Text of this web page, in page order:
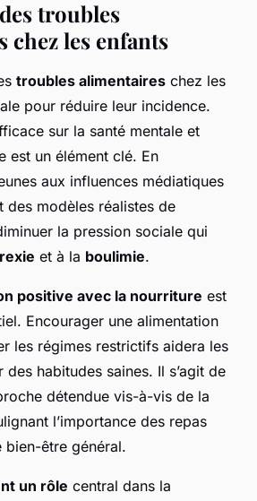
troubles
chez les enfants
troubles alimentaires chez les
pour réduire leur incidence.
sur la santé mentale et
est un élément clé. En
aux influences médiatiques
des modèles réalistes de
la pression sociale qui
et à la boulimie.
positive avec la nourriture est
Encourager une alimentation
les régimes restrictifs aidera les
habitudes saines. Il s’agit de
détendue vis-à-vis de la
l’importance des repas
être général.
un rôle central dans la